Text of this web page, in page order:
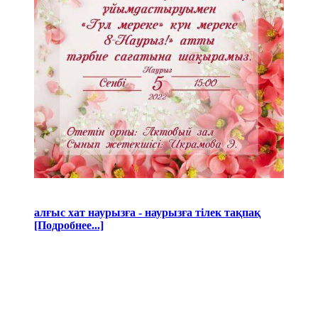
алғыс хат наурызға - наурызға тілек тақпақ
[Подробнее...]